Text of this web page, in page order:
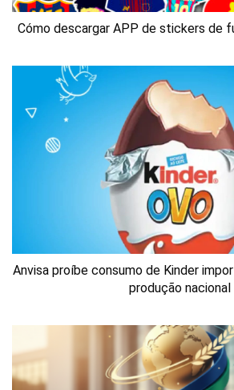
Cómo descargar APP de stickers de
Anvisa proíbe consumo de Kinder
produção nacional